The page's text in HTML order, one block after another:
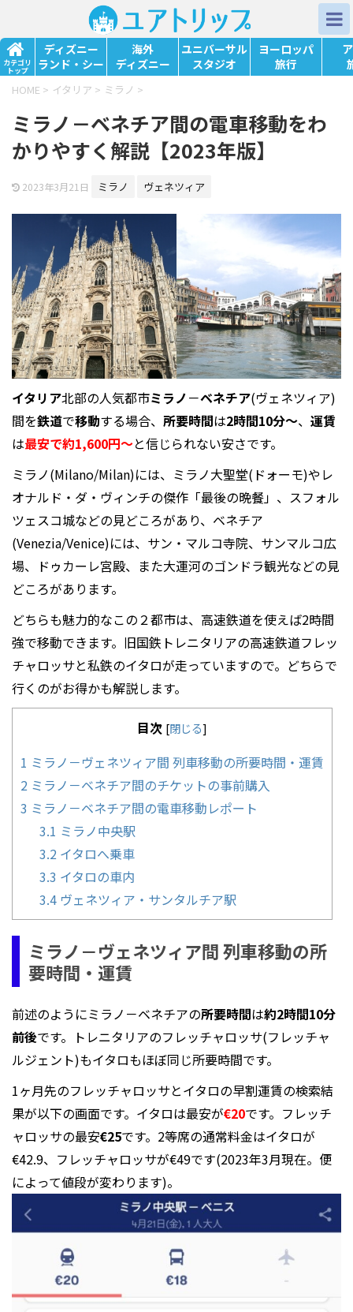
カテゴリ
トップ
ディズニー
ランド・シー
海外
ディズニー
ユニバーサル
スタジオ
ヨーロッパ
旅行
HOME > イタリア > ミラノ >
ミラノ－ベネチア間の電車移動をわ
かりやすく解説【2023年版】
2023年3月21日 ミラノ ヴェネツィア
イタリア北部の人気都市ミラノ－ベネチア(ヴェネツィア)
間を鉄道で移動する場合、 所要時間は2時間10分～、 運賃
は最安で約1,600円～と信じられない安さです。
ミラノ(Milano/Milan)には、ミラノ大聖堂(ドォーモ)やレ
オナルド・ダ・ヴィンチの傑作「最後の晩餐」、スフォル
ツェスコ城などの見どころがあり、ベネチア
(Venezia/Venice)には、サン・マルコ寺院、サンマルコ広
場、ドゥカーレ宮殿、また大運河のゴンドラ観光などの見
どころがあります。
どちらも魅力的なこの２都市は、高速鉄道を使えば2時間
強で移動できます。旧国鉄トレニタリアの高速鉄道フレッ
チャロッサと私鉄のイタロが走っていますので。どちらで
行くのがお得かも解説します。
目次 [閉じる]
1 ミラノ－ヴェネツィア間 列車移動の所要時間・運賃
2 ミラノ－ベネチア間のチケットの事前購入
3 ミラノ－ベネチア間の電車移動レポート
3.1 ミラノ中央駅
3.2 イタロへ乗車
3.3 イタロの車内
3.4 ヴェネツィア・サンタルチア駅
ミラノ－ヴェネツィア間 列車移動の所
要時間・運賃
前述のようにミラノ－ベネチアの所要時間は約2時間10分
前後です。トレニタリアのフレッチャロッサ(フレッチャ
ルジェント)もイタロもほぼ同じ所要時間です。
1ヶ月先のフレッチャロッサとイタロの早割運賃の検索結
果が以下の画面です。イタロは最安が€20です。フレッチ
ャロッサの最安€25です。2等席の通常料金はイタロが
€42.9、フレッチャロッサが€49です(2023年3月現在。便
によって値段が変わります)。